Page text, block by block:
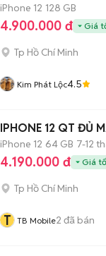
iPhone 12 128 GB
4.900.000 đ Giá
Tp Hồ Chí Minh
Kim Phát Lộc4.5
IPHONE 12 QT ĐỦ
iPhone 12 64 GB 7-12
4.190.000 đ Giá
Tp Hồ Chí Minh
T TB Mobile2 đã bán